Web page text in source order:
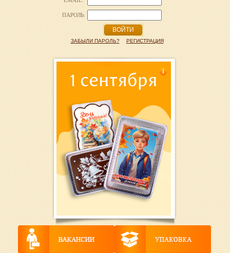
ПАРОЛЬ:
ВОЙТИ
ЗАБЫЛИ ПАРОЛЬ? РЕГИСТРАЦИЯ
1